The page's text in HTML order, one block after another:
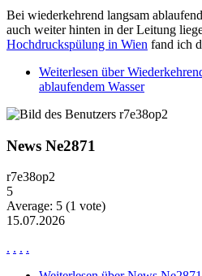
Bei wiederkehrend langsam
auch weiter hinten in der Leitung
Hochdruckspülung in Wien fand ich
Weiterlesen über
ablaufendem Wasser
News Ne2871
r7e38op2
5
Average: 5 (1 vote)
15.07.2026
. . . .